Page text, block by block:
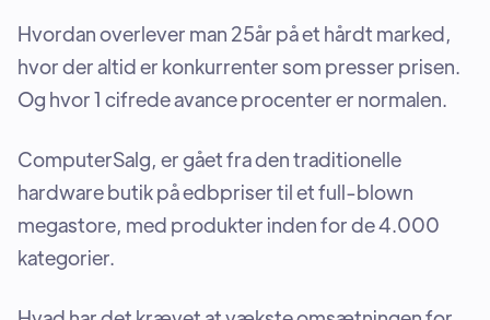
Hvordan overlever man 25år på et hårdt marked,
hvor der altid er konkurrenter som presser prisen.
Og hvor 1 cifrede avance procenter er normalen.
ComputerSalg, er gået fra den traditionelle
hardware butik på edbpriser til et full-blown
megastore, med produkter inden for de 4.000
kategorier.